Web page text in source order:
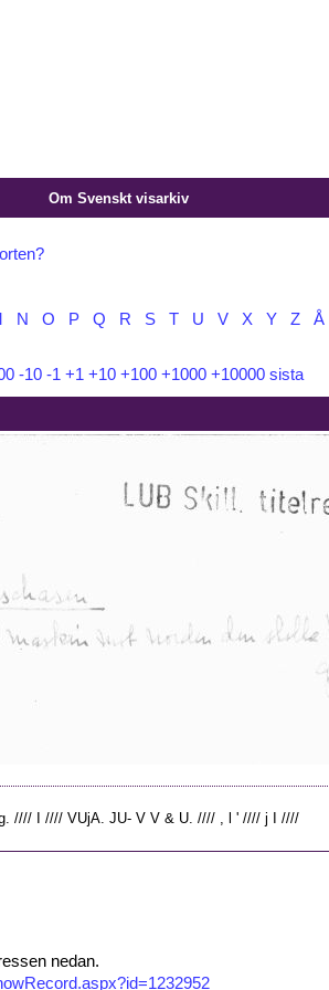
Om Svenskt visarkiv
N O P Q R S T U V X Y Z Å
-10 -1 +1 +10 +100 +1000 +10000 sista
//// I //// VUjA. JU- V V & U. //// , l ' //// j I ////
nedan.